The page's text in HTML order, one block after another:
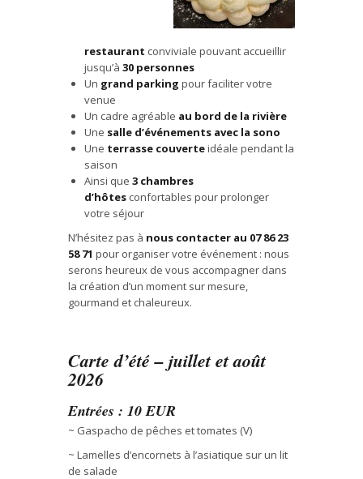
restaurant conviviale pouvant accueillir
jusqu’à 30 personnes
Un grand parking pour faciliter votre
venue
Un cadre agréable au bord de la rivière
Une salle d’événements avec la sono
Une terrasse couverteidéale pendant la
saison
Ainsi que 3 chambres
d’hôtes confortables pour prolonger
votre séjour
N’hésitez pas à nous contacter au 07 86 23
58 71 pour organiser votre événement : nous
serons heureux de vous accompagner dans
la création d’un moment sur mesure,
gourmand et chaleureux.
Carte d’été – juillet et août
2026
Entrées : 10 EUR
~ Gaspacho de pêches et tomates (V)
~ Lamelles d’encornets à l’asiatique sur un lit
de salade